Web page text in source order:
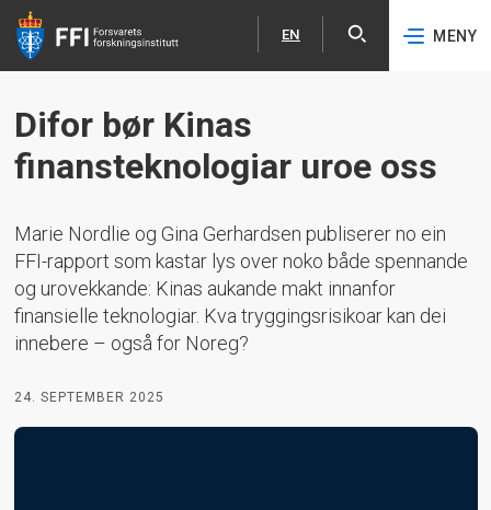
Hopp til hovedinnhold
EN
English MENY
Difor bør Kinas
finansteknologiar uroe oss
Marie Nordlie og Gina Gerhardsen publiserer no ein
FFI-rapport som kastar lys over noko både spennande
og urovekkande: Kinas aukande makt innanfor
finansielle teknologiar. Kva tryggingsrisikoar kan dei
innebere – også for Noreg?
24. SEPTEMBER 2025